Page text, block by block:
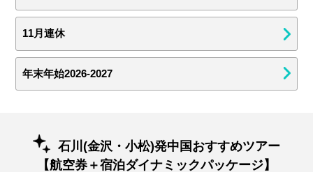
11月連休
年末年始2026-2027
石川(金沢・小松)発中国おすすめツアー
【航空券＋宿泊ダイナミックパッケージ】